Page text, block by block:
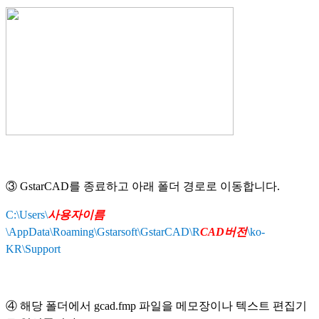
③ GstarCAD를 종료하고 아래 폴더 경로로 이동합니다.
C:\Users\사용자이름
\AppData\Roaming\Gstarsoft\GstarCAD\RCAD버전\ko-
KR\Support
④ 해당 폴더에서 gcad.fmp 파일을 메모장이나 텍스트 편집기